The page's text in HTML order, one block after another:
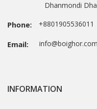
Dhanmondi
Phone: +8801905536011
Email: info@boighor.com
INFORMATION